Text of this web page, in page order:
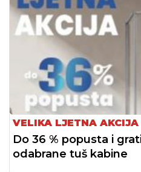
VELIKA LJETNA AKCIJA
Do 36 % popusta i
odabrane tuš kabine